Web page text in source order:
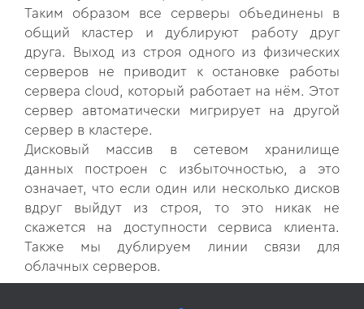
Таким образом все серверы объединены в
общий кластер и дублируют работу друг
друга. Выход из строя одного из физических
серверов не приводит к остановке работы
сервера cloud, который работает на нём. Этот
сервер автоматически мигрирует на другой
сервер в кластере.
Дисковый массив в сетевом хранилище
данных построен с избыточностью, а это
означает, что если один или несколько дисков
вдруг выйдут из строя, то это никак не
скажется на доступности сервиса клиента.
Также мы дублируем линии связи для
облачных серверов.